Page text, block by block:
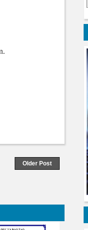
Older Post